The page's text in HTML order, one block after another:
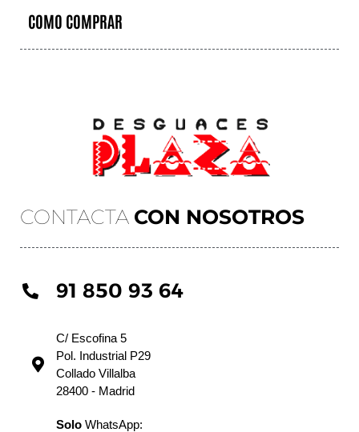
CONTACTA CON NOSOTROS
91 850 93 64
C/ Escofina 5
Pol. Industrial P29
Collado Villalba
28400 - Madrid
Solo WhatsApp:
COMO COMPRAR